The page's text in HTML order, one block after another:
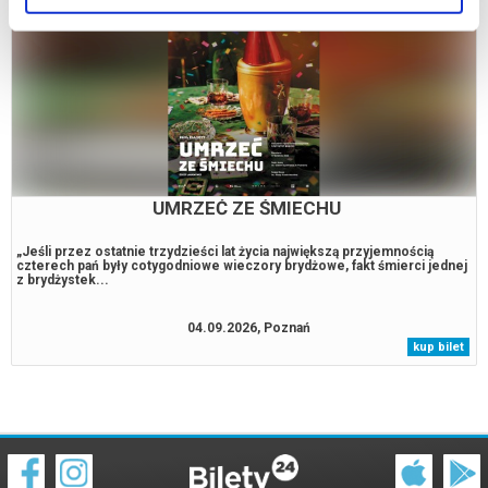
UMRZEĆ ZE ŚMIECHU
„Jeśli przez ostatnie trzydzieści lat życia największą przyjemnością
czterech pań były cotygodniowe wieczory brydżowe, fakt śmierci jednej
z brydżystek...
04.09.2026, Poznań
kup bilet